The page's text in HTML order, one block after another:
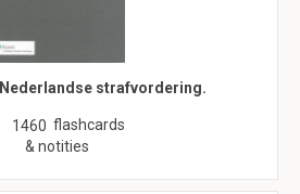
strafvordering.
1460 flashcards
& notities